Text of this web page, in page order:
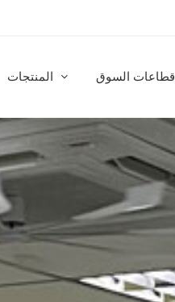
المنتجات قطاعات السوق